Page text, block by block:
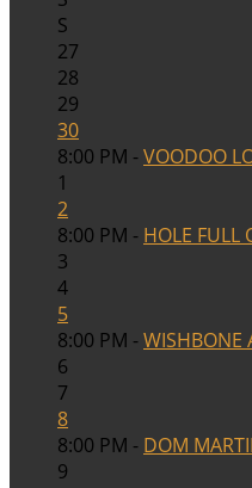
S
27
28
29
30
8:00 PM -VOODOO
1
2
8:00 PM - HOLE FULL
3
4
5
8:00 PM -WISHBONE
6
7
8
8:00 PM - DOM
9